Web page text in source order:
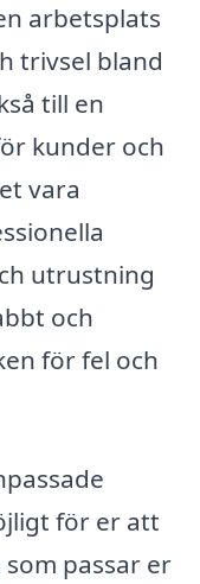
arbetsplats
trivsel bland
till en
kunder och
vara
utrustning
och
för fel och
för er att
passar er